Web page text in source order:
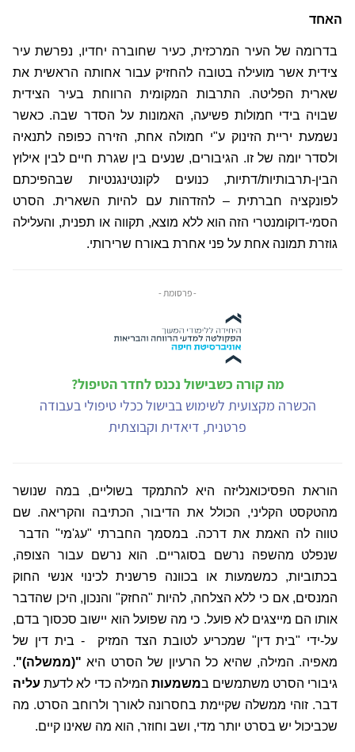
האחד
בדרומה של העיר המרכזית, כעיר שחוברה יחדיו, נפרשת עיר
צידית אשר מועילה בטובה להחזיק עבור אחותה הראשית את
שארית הפליטה. התרבות המקומית הרווחת בעיר הצידית
שבויה בידי חמולות פשיעה, האמונות על הסדר שבה. כאשר
נשמעת יריית הזינוק ע"י חמולה אחת, הזירה כפופה לתנאיה
ולסדר יומה של זו. הגיבורים, שנעים בין שגרת חיים לבין אילוץ
הבין-תרבותיות/דתיות, כנועים לקונטינגנטיות שבהפיכתם
לפונקציה חברתית – להזדהות עם להיות השארית. הסרט
הסמי-דוקומנטרי הזה הוא ללא מוצא, תקווה או תפנית, והעלילה
גוזרת תמונה אחת על פני אחרת באורח שרירותי.
- פרסומת -
מה קורה כשבישול נכנס לחדר הטיפול?
הכשרה מקצועית לשימוש בבישול ככלי טיפולי בעבודה
פרטנית, דיאדית וקבוצתית
הוראת הפסיכואנליזה היא להתמקד בשוליים, במה שנושר
מהטקסט הקליני, הכולל את הדיבור, הכתיבה והקריאה. שם
טווה לה האמת את דרכה. במסמך החברתי "עג'מי" הדבר
שנפלט מהשפה נרשם בסוגריים. הוא נרשם עבור הצופה,
בכתוביות, כמשמעות או בכוונה פרשנית לכינוי אנשי החוק
המנסים, אם כי ללא הצלחה, להיות "החזק" והנכון, היכן שהדבר
אותו הם מייצגים לא פועל. כי מה שפועל הוא יישוב סכסוך בדם,
על-ידי "בית דין" שמכריע לטובת הצד המזיק
- בית דין של
מאפיה. המילה, שהיא כל הרעיון של הסרט היא "(ממשלה)".
גיבורי הסרט משתמשים במשמעות המילה כדי לא לדעת עליה
דבר. זוהי ממשלה שקיימת בחסרונה לאורך ולרוחב הסרט. מה
שכביכול יש בסרט יותר מדי, ושב וחוזר, הוא מה שאינו קיים.